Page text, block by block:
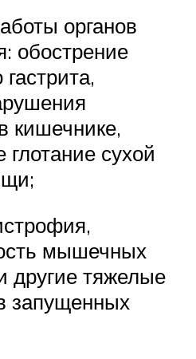
органов
обострение
кишечнике,
глотание сухой
мышечных
другие тяжелые
запущенных